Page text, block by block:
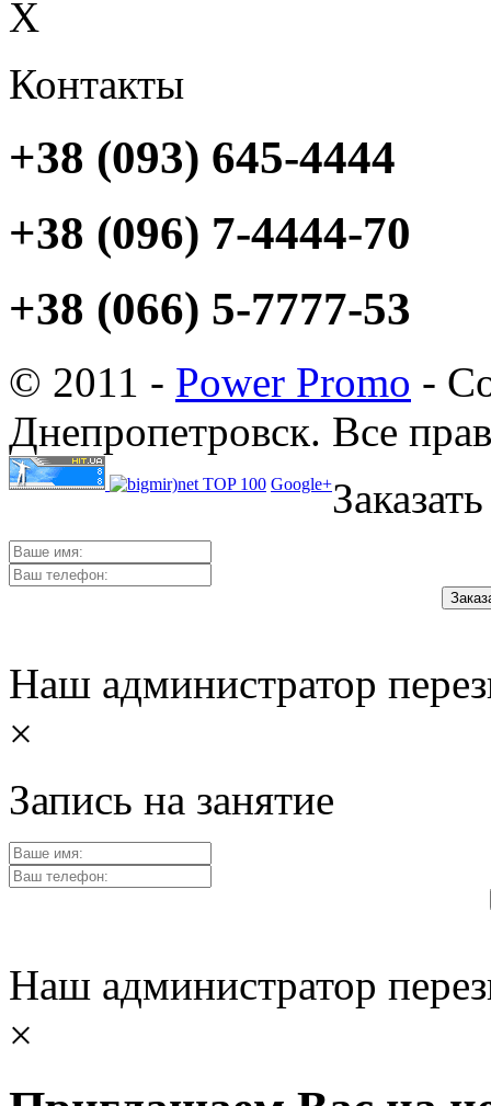
X
Контакты
+38 (093) 645-4444
+38 (096) 7-4444-70
+38 (066) 5-7777-53
© 2011 - Power Promo -
Днепропетровск. Все
Google+
Наш администратор
×
Запись на занятие
Наш администратор
×